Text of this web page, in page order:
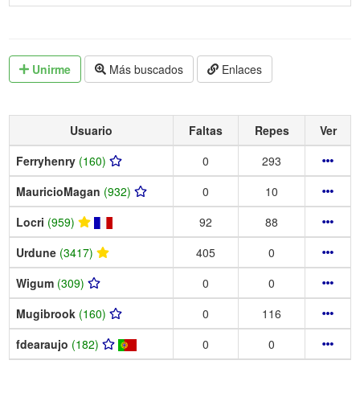
Unirme Más buscados Enlaces
Usuario Faltas Repes
Ver
Ferryhenry (160) 0
293
MauricioMagan (932) 0
10
Locri (959) 92
88
Urdune (3417) 405
0
Wigum (309) 0
0
Mugibrook (160) 0
116
fdearaujo (182) 0 0